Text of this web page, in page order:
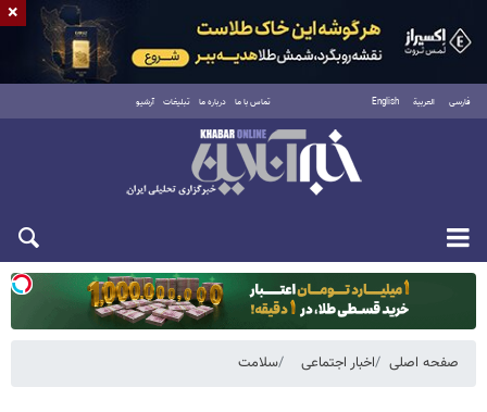
فارسی العربية English تماس با ما درباره ما تبلیغات آرشیو
دوشنبه ۱۹ مرداد ۱۴۰۵
صفحه اصلی اخبار اجتماعی سلامت
×